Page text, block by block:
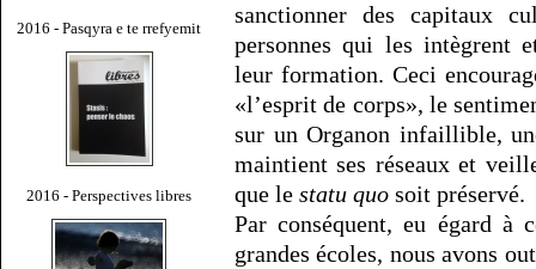
2016 - Pasqyra e te rrefyemit
2016 - Perspectives libres
sanctionner des capitaux
personnes qui les intègrent
leur formation. Ceci
«l’esprit de corps», le
sur un Organon infaillible,
maintient ses réseaux et
que le statu quo soit préservé.
Par conséquent, eu égard à
grandes écoles, nous avons